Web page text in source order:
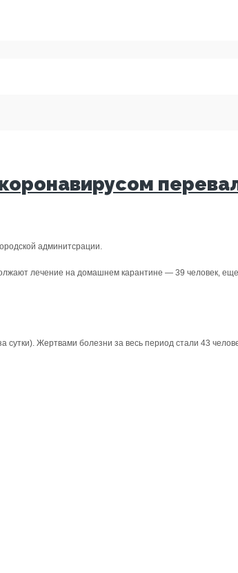
админитсрации.
лечение на домашнем карантине — 39 человек,
сутки). Жертвами болезни за весь период стали 43